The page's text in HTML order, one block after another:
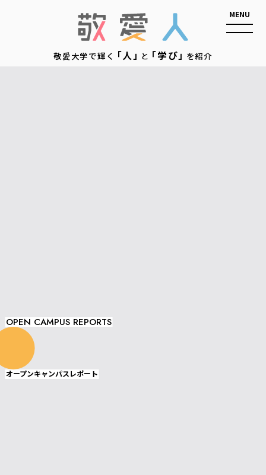
敬愛大学で輝く「人」と「学び」を紹介
OPEN CAMPUS REPORTS
オープンキャンパスレポート